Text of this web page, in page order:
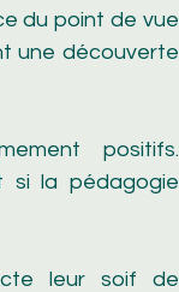
du point de vue
une découverte
positifs.
si la pédagogie
leur soif de